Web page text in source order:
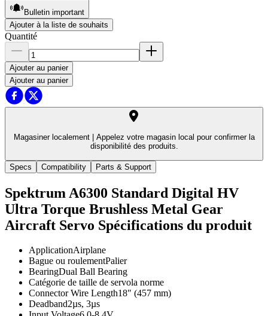
Bulletin important
Ajouter à la liste de souhaits
Quantité
Ajouter au panier
Ajouter au panier
Magasiner localement |
Appelez votre magasin local pour confirmer la
disponibilité des produits.
Specs Compatibility Parts & Support
Spektrum A6300 Standard Digital HV
Ultra Torque Brushless Metal Gear
Aircraft Servo Spécifications du produit
ApplicationAirplane
Bague ou roulementPalier
BearingDual Ball Bearing
Catégorie de taille de servola norme
Connector Wire Length18" (457 mm)
Deadband2µs, 3µs